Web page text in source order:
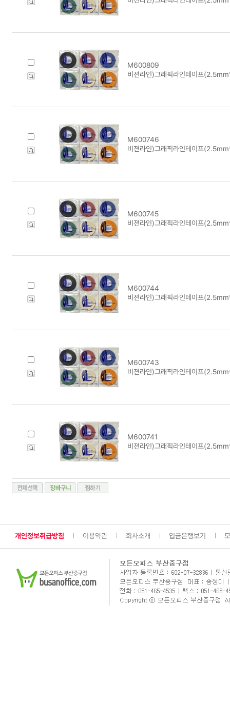
M600809
비젼라인)그래픽라인테이프
M600746
비젼라인)그래픽라인테이프
M600745
비젼라인)그래픽라인테이프
M600744
비젼라인)그래픽라인테이프
M600743
비젼라인)그래픽라인테이프
M600741
비젼라인)그래픽라인테이프
개인정보취급방침 이용약관 회사소개 입금은행보기